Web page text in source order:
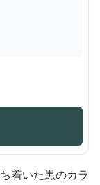
着いた黒のカラ